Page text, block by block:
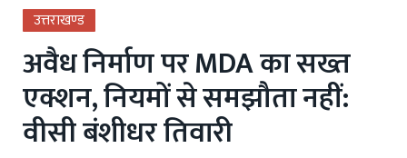
उत्तराखण्ड
अवैध निर्माण पर MDA का सख्त
एक्शन, नियमों से समझौता नहीं:
वीसी बंशीधर तिवारी